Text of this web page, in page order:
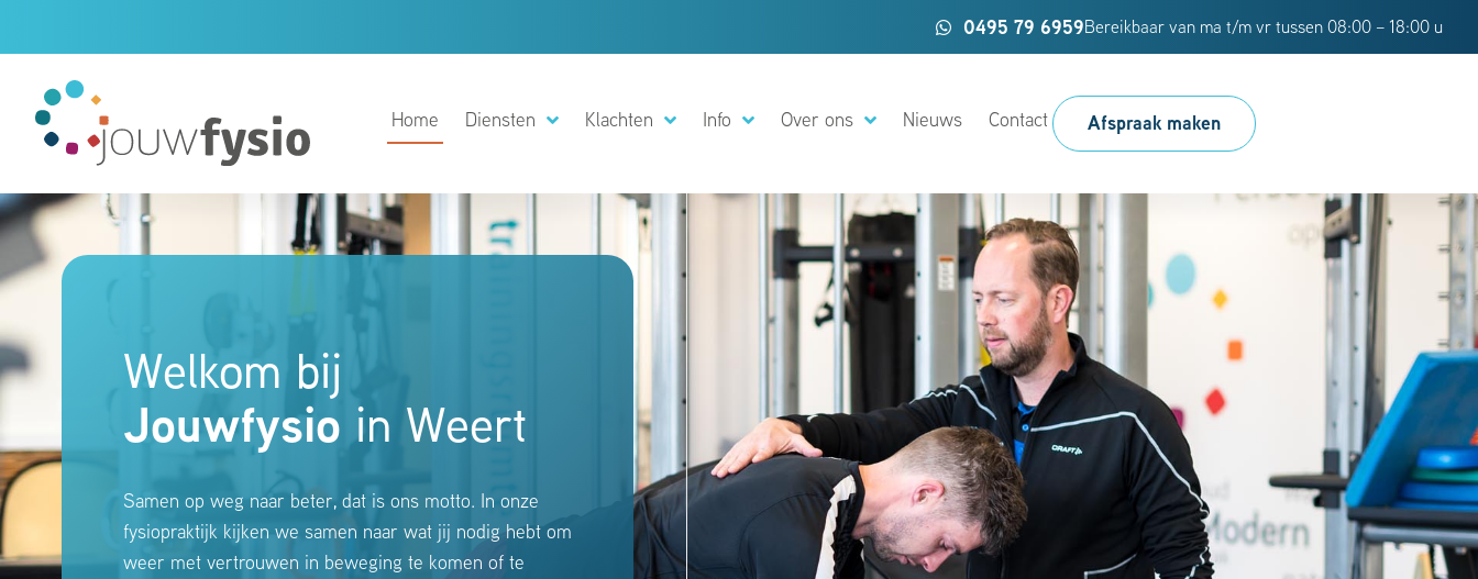
0495 79 6959Bereikbaar van ma t/m vr tussen 08:00 – 18:00 u
Home Diensten Klachten Info Over ons Nieuws Contact Afspraak maken
Welkom bij
Jouwfysio in Weert
Samen op weg naar beter, dat is ons motto. In onze
fysiopraktijk kijken we samen naar wat jij nodig hebt om
weer met vertrouwen in beweging te komen of te